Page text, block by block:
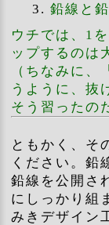
鉛線と
ウチでは、1
ップするのは
（ちなみに
うように、
そう習ったの
ともかく、そ
ください。鉛
鉛線を公開さ
にしっかり組
みきデザイン